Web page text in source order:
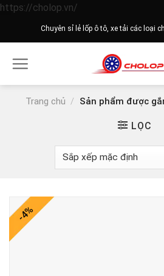
https://cholop.vn/
to
Chuyên sỉ lẻ lốp ô tô, xe tải các loại
Trang chủ / Sản phẩm được
LỌC
-4%